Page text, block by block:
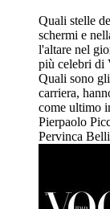
Quali stelle
schermi e
l'altare nel
più celebri di
Quali sono
carriera,
come ultimo
Pierpaolo
Pervinca